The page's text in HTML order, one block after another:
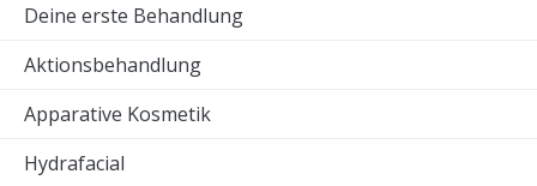
Deine erste Behandlung
Aktionsbehandlung
Apparative Kosmetik
Hydrafacial